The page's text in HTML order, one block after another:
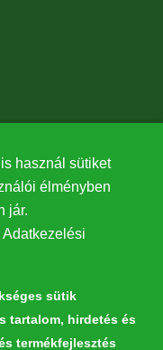
eseményeinkről!
használ sütiket
élményben
jár.
Adatkezelési
sütik
tartalom, hirdetés és
termékfejlesztés